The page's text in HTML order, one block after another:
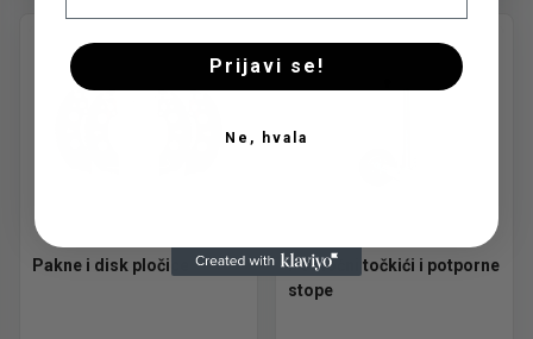
Pakne i disk pločice
Pomoćni točkići i potporne
stope
Prijavi se!
Ne, hvala